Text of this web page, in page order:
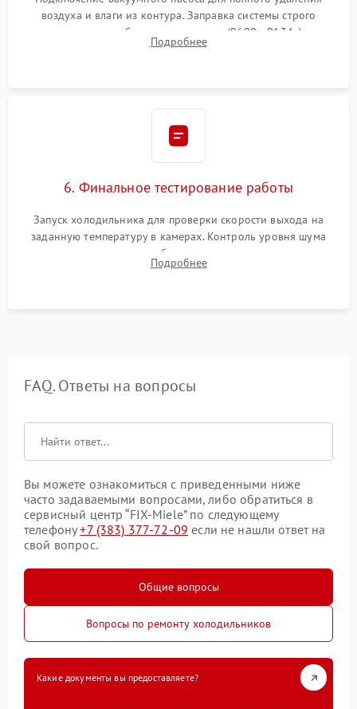
воздуха и влаги из контура. Заправка системы строго
дозированным объемом хладагента (R600a, R134a) по
электронным весам. Контроль рабочего давления в системе.
Подробнее
6. Финальное тестирование работы
Запуск холодильника для проверки скорости выхода на
заданную температуру в камерах. Контроль уровня шума
компрессора, отсутствия обмерзания стенок и корректного
срабатывания системы автоматической оттайки.
Подробнее
FAQ. Ответы на вопросы
Вы можете ознакомиться с приведенными ниже
часто задаваемыми вопросами, либо обратиться в
сервисный центр “FIX-Miele” по следующему
телефону+7 (383) 377-72-09 если не нашли ответ на
свой вопрос.
Общие вопросы
Вопросы по ремонту холодильников
Какие документы вы предоставляете?